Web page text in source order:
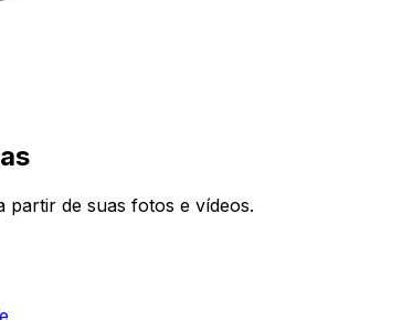
partir de suas fotos e vídeos.